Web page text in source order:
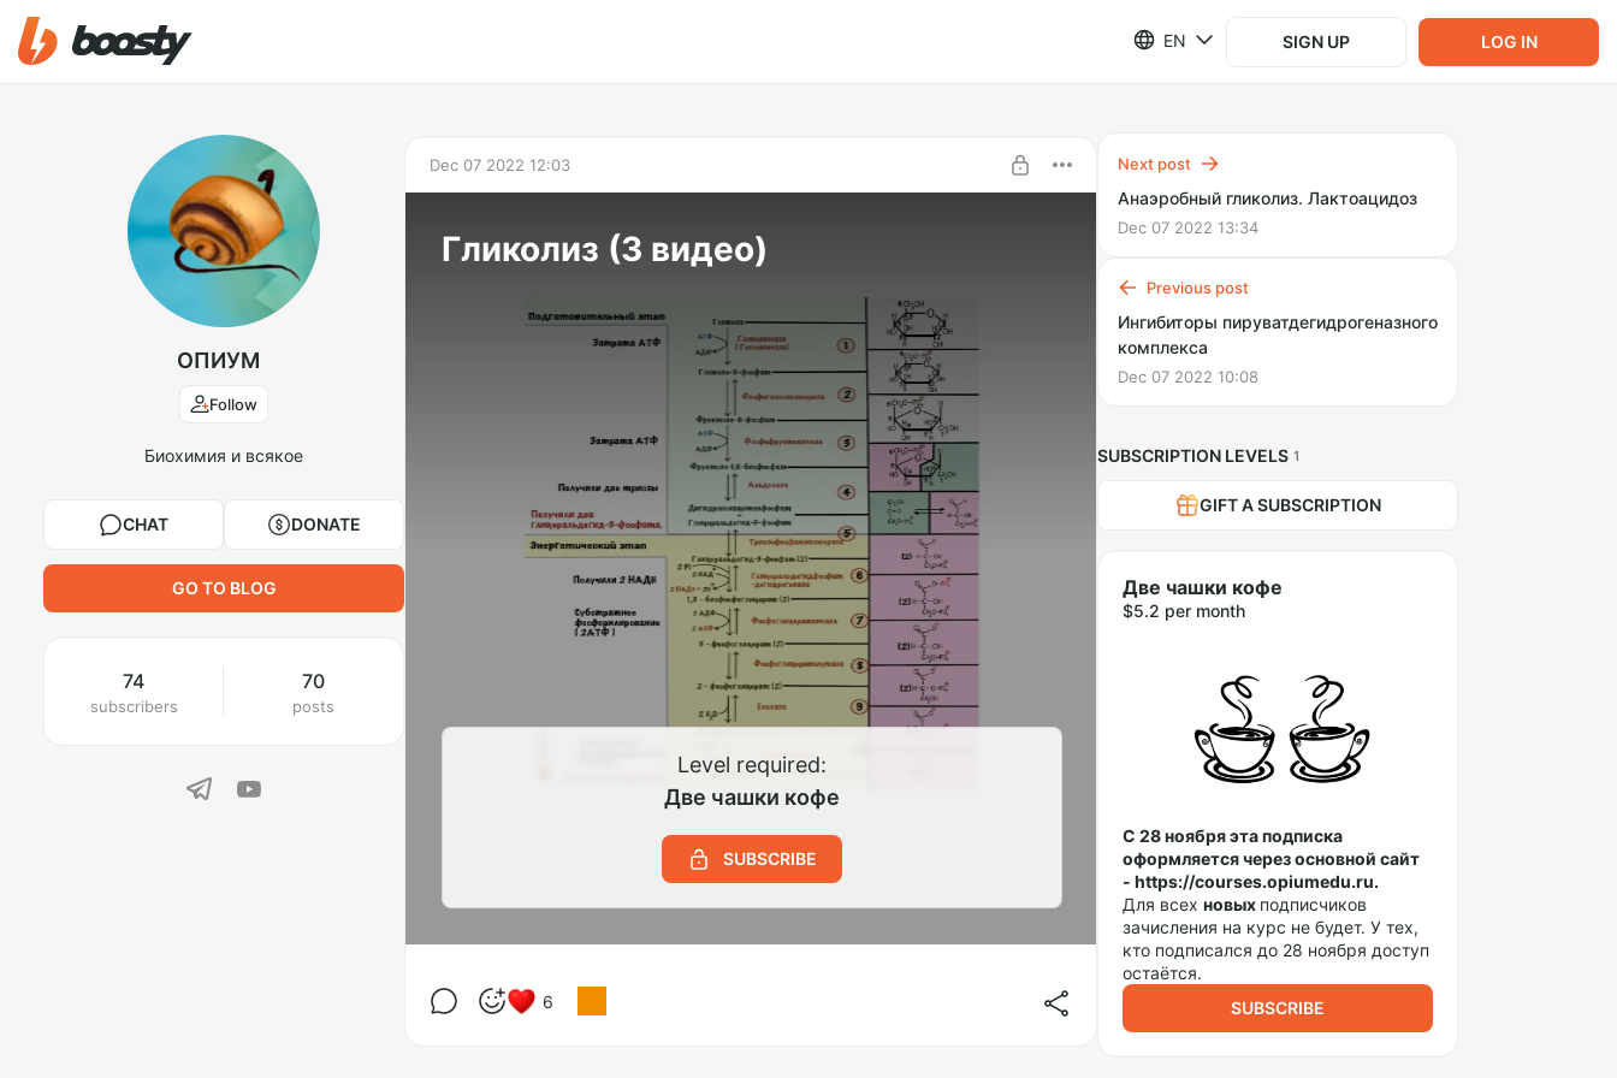
EN SIGN UP LOG IN
ОПИУМ
Follow
Биохимия и всякое
CHAT DONATE
GO TO BLOG
74
subscribers
70
posts
Dec 07 2022 12:03
Гликолиз (3 видео)
Level required:
Две чашки кофе
SUBSCRIBE
6
Next post
Анаэробный гликолиз. Лактоацидоз
Dec 07 2022 13:34
Previous post
Ингибиторы пируватдегидрогеназного
комплекса
Dec 07 2022 10:08
SUBSCRIPTION LEVELS 1
GIFT A SUBSCRIPTION
Две чашки кофе
$5.2 per month
С 28 ноября эта подписка
оформляется через основной сайт
- https://courses.opiumedu.ru.
Для всех новых подписчиков
зачисления на курс не будет. У тех,
кто подписался до 28 ноября доступ
остаётся.
SUBSCRIBE